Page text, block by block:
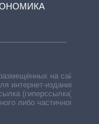
на сайте,
интернет-изданий —
(гиперссылка)
либо частичного